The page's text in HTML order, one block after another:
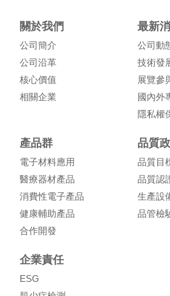
關於我們
公司簡介
公司沿革
核心價值
相關企業
最新
公司動
技術發
展覽參
國內外
隱私權
產品群
電子材料應用
醫療器材產品
消費性電子產品
健康輔助產品
合作開發
品質
品質目
品質認
生產設
品管檢
企業責任
ESG